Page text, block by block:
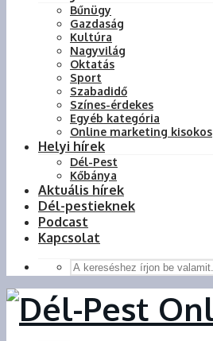
Bűnügy
Gazdaság
Kultúra
Nagyvilág
Oktatás
Sport
Szabadidő
Színes-érdekes
Egyéb kategória
Online marketing kisokos
Helyi hírek
Dél-Pest
Kőbánya
Aktuális hírek
Dél-pestieknek
Podcast
Kapcsolat